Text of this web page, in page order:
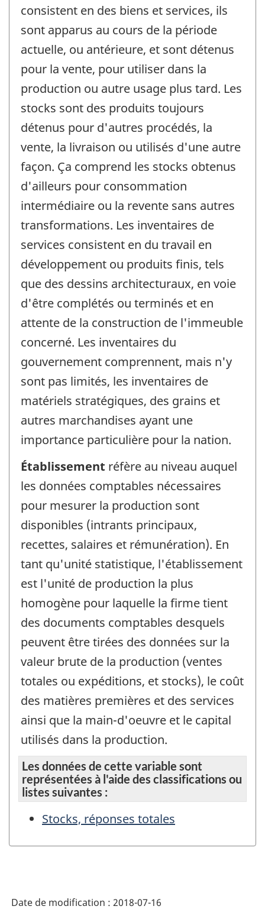
consistent en des biens et services, ils
sont apparus au cours de la période
actuelle, ou antérieure, et sont détenus
pour la vente, pour utiliser dans la
production ou autre usage plus tard. Les
stocks sont des produits toujours
détenus pour d'autres procédés, la
vente, la livraison ou utilisés d'une autre
façon. Ça comprend les stocks obtenus
d'ailleurs pour consommation
intermédiaire ou la revente sans autres
transformations. Les inventaires de
services consistent en du travail en
développement ou produits finis, tels
que des dessins architecturaux, en voie
d'être complétés ou terminés et en
attente de la construction de l'immeuble
concerné. Les inventaires du
gouvernement comprennent, mais n'y
sont pas limités, les inventaires de
matériels stratégiques, des grains et
autres marchandises ayant une
importance particulière pour la nation.
Établissement réfère au niveau auquel
les données comptables nécessaires
pour mesurer la production sont
disponibles (intrants principaux,
recettes, salaires et rémunération). En
tant qu'unité statistique, l'établissement
est l'unité de production la plus
homogène pour laquelle la firme tient
des documents comptables desquels
peuvent être tirées des données sur la
valeur brute de la production (ventes
totales ou expéditions, et stocks), le coût
des matières premières et des services
ainsi que la main-d'oeuvre et le capital
utilisés dans la production.
Les données de cette variable sont
représentées à l'aide des classifications ou
listes suivantes :
Stocks, réponses totales
Date de modification : 2018-07-16